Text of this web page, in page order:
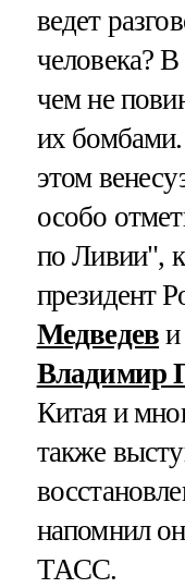
ведет
человека?
чем не
их
этом
особо
по Ливии",
президент
Медведев
Владимир
Китая и
также
напомнил
ТАСС.